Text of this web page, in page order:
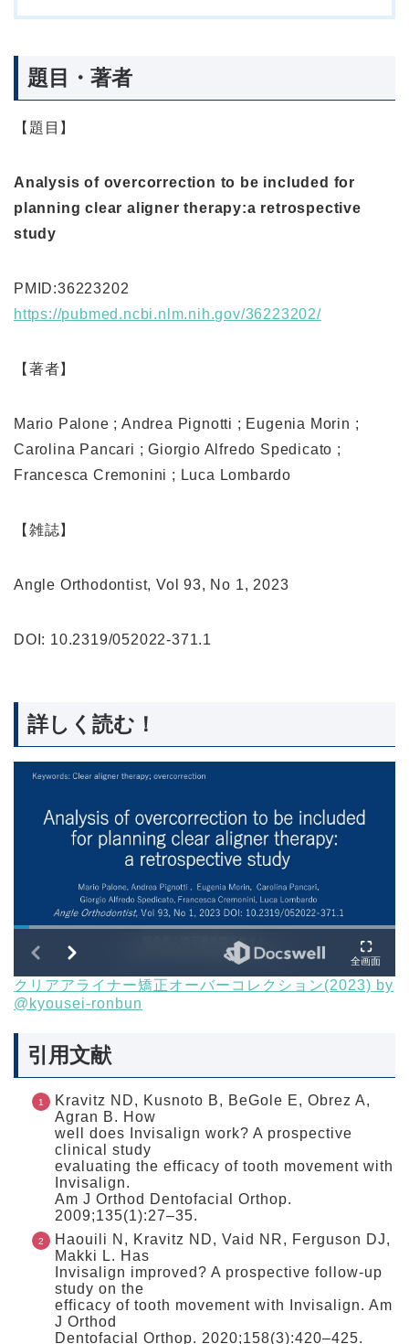
題目・著者
【題目】
Analysis of overcorrection to be included for
planning clear aligner therapy:a retrospective
study
PMID:36223202
https://pubmed.ncbi.nlm.nih.gov/36223202/
【著者】
Mario Palone ; Andrea Pignotti ; Eugenia Morin ;
Carolina Pancari ; Giorgio Alfredo Spedicato ;
Francesca Cremonini ; Luca Lombardo
【雑誌】
Angle Orthodontist, Vol 93, No 1, 2023
DOI: 10.2319/052022-371.1
詳しく読む！
クリアアライナー矯正オーバーコレクション(2023) by
@kyousei-ronbun
引用文献
Kravitz ND, Kusnoto B, BeGole E, Obrez A,
Agran B. How
well does Invisalign work? A prospective
clinical study
evaluating the efficacy of tooth movement with
Invisalign.
Am J Orthod Dentofacial Orthop.
2009;135(1):27–35.
Haouili N, Kravitz ND, Vaid NR, Ferguson DJ,
Makki L. Has
Invisalign improved? A prospective follow-up
study on the
efficacy of tooth movement with Invisalign. Am
J Orthod
Dentofacial Orthop. 2020;158(3):420–425.